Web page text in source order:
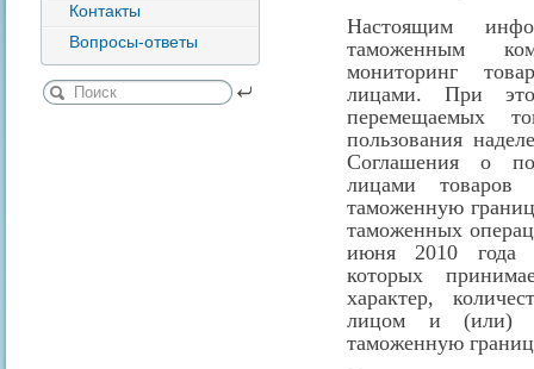
Контакты
Вопросы-ответы
Настоящим
таможенным
мониторинг
лицами. При
перемещаемых
пользования
Соглашения о
лицами товаров
таможенную
таможенных
июня 2010 года
которых
характер,
лицом и (или)
таможенную